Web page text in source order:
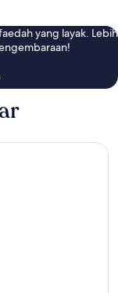
yang layak. Lebih